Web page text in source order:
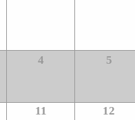
4 5
11 12